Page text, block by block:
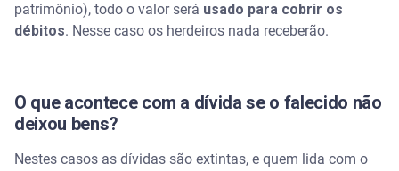
patrimônio), todo o valor será usado para cobrir os
débitos. Nesse caso os herdeiros nada receberão.
O que acontece com a dívida se o falecido não
deixou bens?
Nestes casos as dívidas são extintas, e quem lida com o